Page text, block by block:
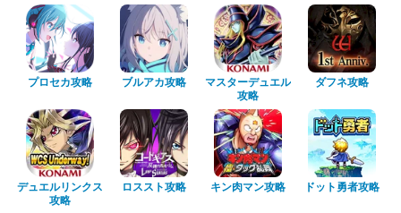
プロセカ攻略 ブルアカ攻略
マスターデュエル
攻略
ダフネ攻略
デュエルリンクス
攻略
ロススト攻略 キン肉マン攻略 ドット勇者攻略